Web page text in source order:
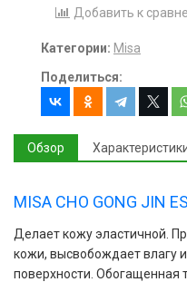
Добавить к
Категории: Misa
Поделиться:
Обзор
MISA CHO GONG JIN
Делает кожу эластичной.
кожи, высвобождает влагу
поверхности. Обогащенная